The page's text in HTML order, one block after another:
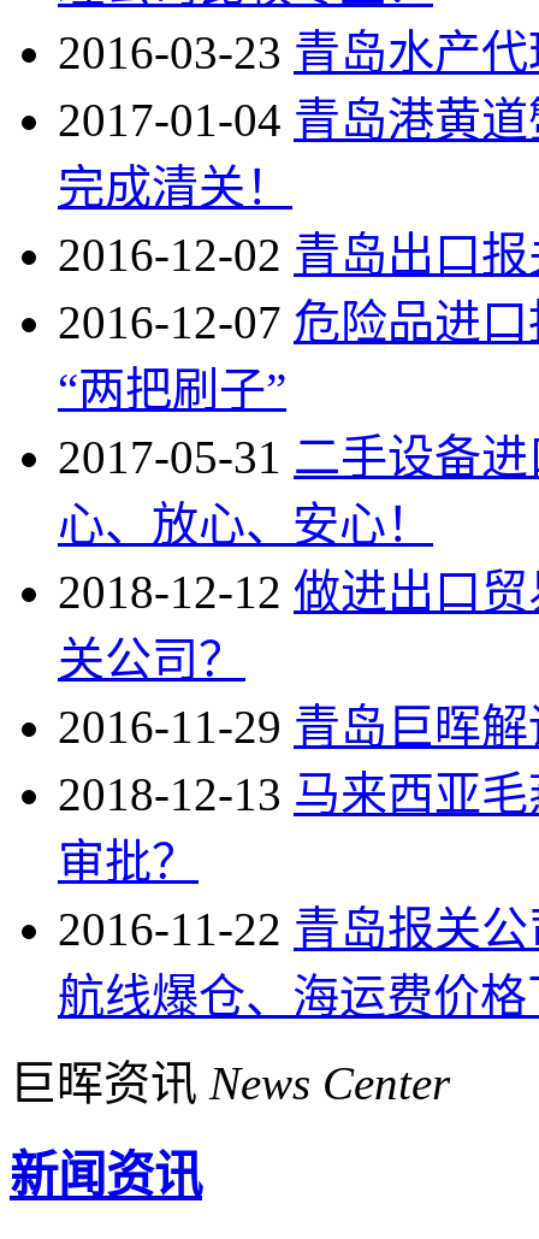
2016-03-23 青岛水产
2017-01-04 青岛港黄
完成清关！
2016-12-02 青岛出口
2016-12-07 危险品进
“两把刷子”
2017-05-31 二手设备
心、放心、安心！
2018-12-12 做进出口
关公司？
2016-11-29 青岛巨晖
2018-12-13 马来西亚
审批？
2016-11-22 青岛报关
航线爆仓、海运费价
巨晖资讯 News Center
新闻资讯